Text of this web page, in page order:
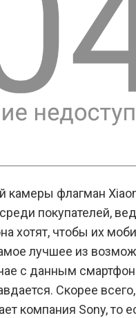
камеры флагман
покупателей,
хотят, чтобы их
лучшее из
с данным
Скорее
компания Sony, то